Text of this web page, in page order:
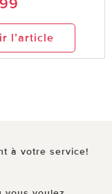
l’article
à votre service!